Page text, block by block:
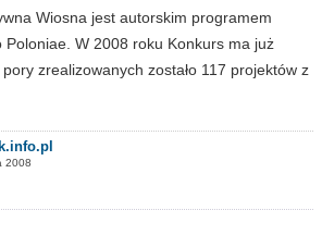
Wiosna jest autorskim programem
Poloniae. W 2008 roku Konkurs ma już
zrealizowanych zostało 117 projektów z
2008